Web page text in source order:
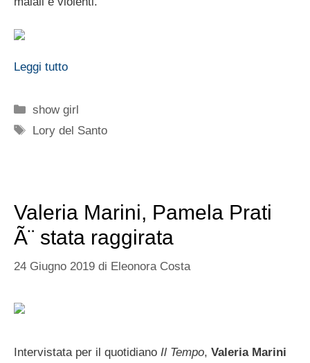
Leggi tutto
Categorie
show girl
Tag
Lory del Santo
Valeria Marini, Pamela Prati
Ã¨ stata raggirata
24 Giugno 2019 di Eleonora Costa
Intervistata per il quotidiano Il Tempo, Valeria Marini